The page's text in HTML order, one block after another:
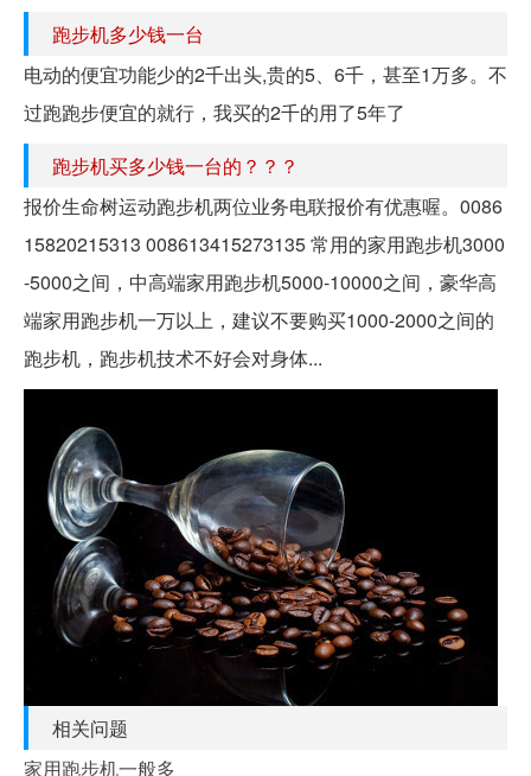
跑步机多少钱一台
电动的便宜功能少的2千出头,贵的5、6千，甚至1万多。不
过跑跑步便宜的就行，我买的2千的用了5年了
跑步机买多少钱一台的？？？
报价生命树运动跑步机两位业务电联报价有优惠喔。0086
15820215313 008613415273135 常用的家用跑步机3000
-5000之间，中高端家用跑步机5000-10000之间，豪华高
端家用跑步机一万以上，建议不要购买1000-2000之间的
跑步机，跑步机技术不好会对身体...
相关问题
家用跑步机一般多